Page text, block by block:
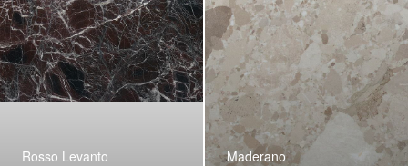
Rosso Levanto Maderano